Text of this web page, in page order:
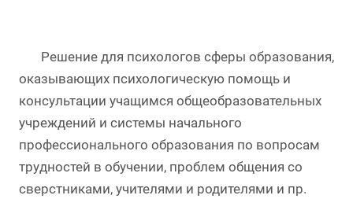
Решение для психологов сферы образования,
оказывающих психологическую помощь и
консультации учащимся общеобразовательных
учреждений и системы начального
профессионального образования по вопросам
трудностей в обучении, проблем общения со
сверстниками, учителями и родителями и пр.